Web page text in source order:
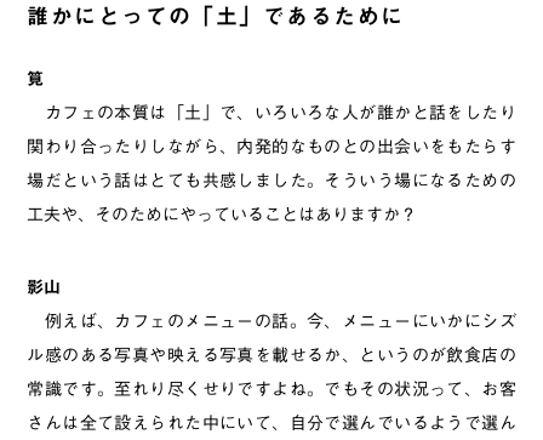
誰かにとっての「土」であるために
筧
カフェの本質は「土」で、いろいろな人が誰かと話をしたり
関わり合ったりしながら、内発的なものとの出会いをもたらす
場だという話はとても共感しました。そういう場になるための
工夫や、そのためにやっていることはありますか？
影山
例えば、カフェのメニューの話。今、メニューにいかにシズ
ル感のある写真や映える写真を載せるか、というのが飲食店の
常識です。至れり尽くせりですよね。でもその状況って、お客
さんは全て設えられた中にいて、自分で選んでいるようで選ん